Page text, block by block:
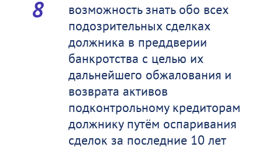
возможность знать обо всех
подозрительных сделках
должника в преддверии
банкротства с целью их
дальнейшего обжалования и
возврата активов
подконтрольному кредиторам
должнику путём оспаривания
сделок за последние 10 лет